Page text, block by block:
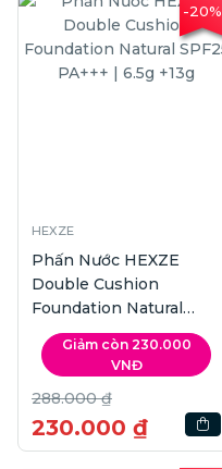
-20%
HEXZE
Phấn Nước HEXZE
Double Cushion
Foundation Natural
SPF25 PA+++ | 6.5g
+13g
Giảm còn 230.000
VNĐ
288.000 ₫
230.000 ₫